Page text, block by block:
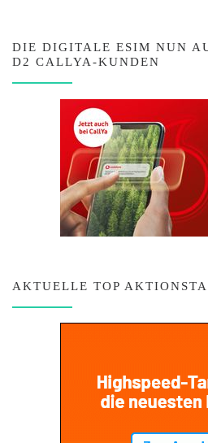
DIE DIGITALE ESIM NUN
D2 CALLYA-KUNDEN
AKTUELLE TOP